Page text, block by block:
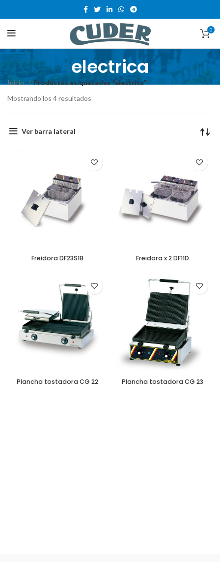
0
electrica
Inicio
Productos etiquetados “electrica”
Mostrando los 4 resultados
Ver barra lateral
Freidora DF23S1B Freidora x 2 DF11D
Plancha tostadora CG 22 Plancha tostadora CG 23